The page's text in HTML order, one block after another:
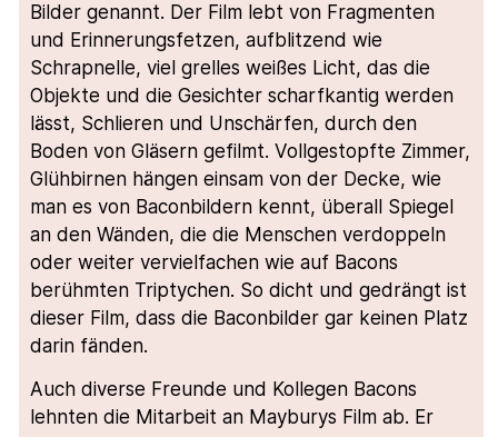
Bilder genannt. Der Film lebt von Fragmenten
und Erinnerungsfetzen, aufblitzend wie
Schrapnelle, viel grelles weißes Licht, das die
Objekte und die Gesichter scharfkantig werden
lässt, Schlieren und Unschärfen, durch den
Boden von Gläsern gefilmt. Vollgestopfte Zimmer,
Glühbirnen hängen einsam von der Decke, wie
man es von Baconbildern kennt, überall Spiegel
an den Wänden, die die Menschen verdoppeln
oder weiter vervielfachen wie auf Bacons
berühmten Triptychen. So dicht und gedrängt ist
dieser Film, dass die Baconbilder gar keinen Platz
darin fänden.
Auch diverse Freunde und Kollegen Bacons
lehnten die Mitarbeit an Mayburys Film ab. Er